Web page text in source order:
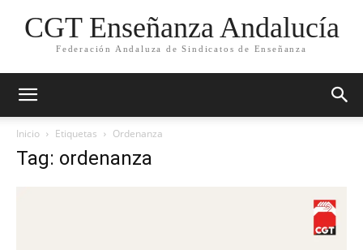
CGT Enseñanza Andalucía
Federación Andaluza de Sindicatos de Enseñanza
Inicio Etiquetas Ordenanza
Tag: ordenanza